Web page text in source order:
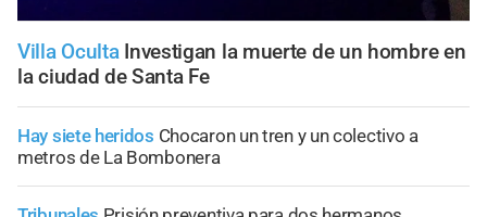
Villa Oculta Investigan la muerte de un hombre en
la ciudad de Santa Fe
Hay siete heridos Chocaron un tren y un colectivo a
metros de La Bombonera